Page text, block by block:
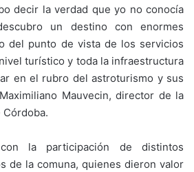
decir la verdad que yo no conocía
un destino con enormes
del punto de vista de los servicios
turístico y toda la infraestructura
en el rubro del astroturismo y sus
Mauvecin, director de la
la participación de distintos
de la comuna, quienes dieron valor